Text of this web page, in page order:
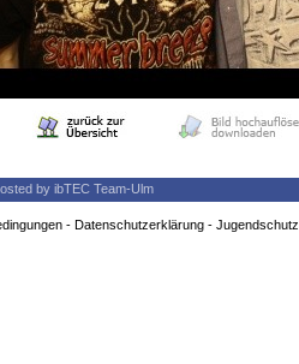
by ibTEC Team-Ulm
- Datenschutzerklärung- Jugendschutz